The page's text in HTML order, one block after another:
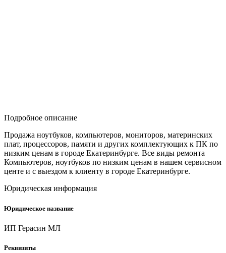
Подробное описание
Продажа ноутбуков, компьютеров, мониторов, материнских
плат, процессоров, памяти и других комплектующих к ПК по
низким ценам в городе Екатеринбурге. Все виды ремонта
Компьютеров, ноутбуков по низким ценам в нашем сервисном
центе и с выездом к клиенту в городе Екатеринбурге.
Юридическая информация
Юридическое название
ИП Герасин МЛ
Реквизиты